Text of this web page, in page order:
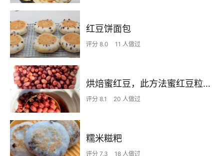
红豆饼面包
评分 8.0 11 人做过
烘焙蜜红豆，此方法蜜红豆粒粒分明，不碎不烂
评分 8.1 20 人做过
糯米糍粑
评分 7.3 18 人做过